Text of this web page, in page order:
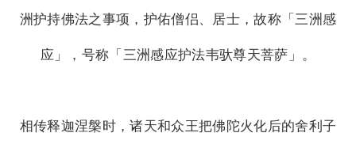
洲护持佛法之事项，护佑僧侣、居士，故称「三洲感
应」，号称「三洲感应护法韦驮尊天菩萨」。
相传释迦涅槃时，诸天和众王把佛陀火化后的舍利子